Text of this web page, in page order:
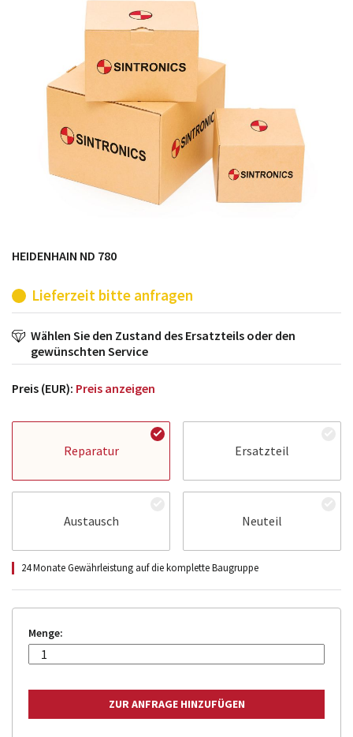
möglich. SINTRONICS ist dann ihr Partner, der
entweder die alten Baugruppen technisch hochwertig
repariert oder ihnen die abgekündigten Baugruppen
aus dem eigenen Lager ersetzt.
HEIDENHAIN ND 780
Lieferzeit bitte anfragen
Wählen Sie den Zustand des Ersatzteils oder den
gewünschten Service
Preis (EUR): Preis anzeigen
Reparatur Ersatzteil
Austausch Neuteil
24 Monate Gewährleistung auf die komplette Baugruppe
Menge: